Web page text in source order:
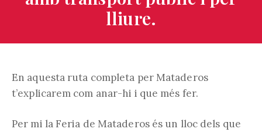
lliure.
En aquesta ruta completa per Mataderos
t’explicarem com anar-hi i que més fer.
Per mi la Feria de Mataderos és un lloc dels que